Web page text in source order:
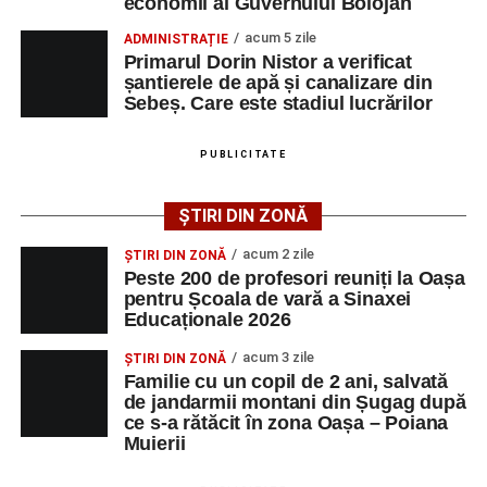
adrese de e-mail, pentru ca persoanele interesate să
poată solicita detalii despre condițiile de angajare,
programul de lucru și procesul de recrutare.
Mai jos puteți consulta lista completă a locurilor de
august 2026, precum și datele de contact ale
LMV
MAIL
Technology Srl
OPERATOR LA
MASINI-UNELTE
CU COMANDA
NUMERICA
ADMINISTRAȚIE acum 5 zile
Primarul Dorin Nistor a verificat
șantierele de apă și canalizare din
Sebeș. Care este stadiul lucrărilor
PUBLICITATE
ȘTIRI DIN ZONĂ
ȘTIRI DIN ZONĂ acum 2 zile
Peste 200 de profesori reuniți la Oașa
pentru Școala de vară a Sinaxei
Educaționale 2026
ȘTIRI DIN ZONĂ acum 3 zile
Familie cu un copil de 2 ani, salvată
de jandarmii montani din Șugag după
ce s-a rătăcit în zona Oașa – Poiana
Muierii